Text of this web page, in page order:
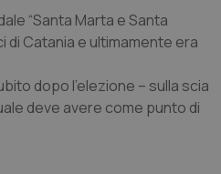
“Santa Marta e Santa
di Catania e ultimamente era
dopo l’elezione – sulla scia
deve avere come punto di